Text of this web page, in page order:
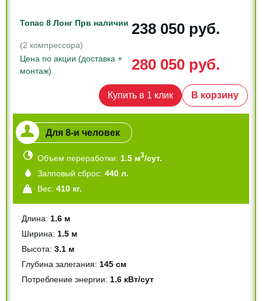
Топас 8 Лонг Прв наличии
(2 компрессора)
238 050 руб.
Цена по акции (доставка +
монтаж)
280 050 руб.
Купить в 1 клик В корзину
Для 8-и человек
Объем переработки: 1.5 м3/сут.
Залповый сброс: 440 л.
Вес: 410 кг.
Длина: 1.6 м
Ширина: 1.5 м
Высота: 3.1 м
Глубина залегания: 145 см
Потреблeние энергии: 1.6 кВт/сут